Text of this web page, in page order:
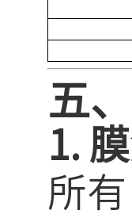
五
1.
所